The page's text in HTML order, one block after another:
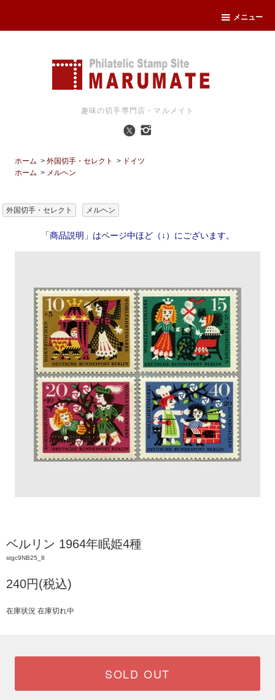
メニュー
趣味の切手専門店・マルメイト
ホーム >外国切手・セレクト > ドイツ
ホーム > メルヘン
外国切手・セレクト メルヘン
「商品説明」はページ中ほど（↓）にございます。
ベルリン 1964年眠姫4種
stgc9NB25_8
240円(税込)
在庫状況 在庫切れ中
SOLD OUT